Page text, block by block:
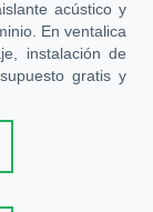
acústico y
En ventalica
instalación de
gratis y